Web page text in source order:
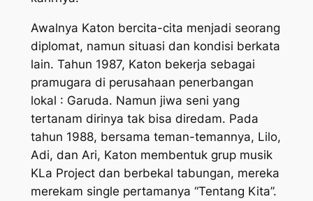
Awalnya Katon bercita-cita menjadi seorang
diplomat, namun situasi dan kondisi berkata
lain. Tahun 1987, Katon bekerja sebagai
pramugara di perusahaan penerbangan
lokal : Garuda. Namun jiwa seni yang
tertanam dirinya tak bisa diredam. Pada
tahun 1988, bersama teman-temannya, Lilo,
Adi, dan Ari, Katon membentuk grup musik
KLa Project dan berbekal tabungan, mereka
merekam single pertamanya “Tentang Kita”.